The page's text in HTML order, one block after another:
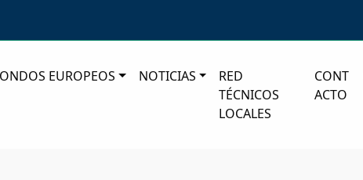
EUROPEOS NOTICIAS
RED
TÉCNICOS
LOCALES
CONT
ACTO